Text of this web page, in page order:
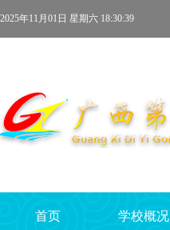
2025年11月01日 星期六 18:30:39
首页 学校概况